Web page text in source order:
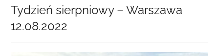
Tydzień sierpniowy – Warszawa
12.08.2022